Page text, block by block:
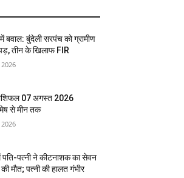
बवाल: बुंदेली सरपंच को ग्रामीण
तीन के खिलाफ FIR
07 अगस्त 2026
से मीन तक
पति-पत्नी ने कीटनाशक का सेवन
की मौत; पत्नी की हालत गंभीर